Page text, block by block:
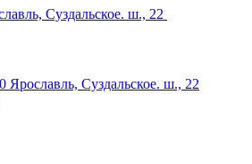
Суздальское. ш., 22
Ярославль, Суздальское. ш., 22